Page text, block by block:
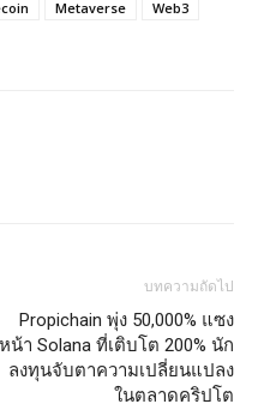
Metaverse
Web3
บทความถัดไป
Propichain พุ่ง 50,000% แซง
หน้า Solana ที่เติบโต 200% นัก
ลงทุนจับตาความเปลี่ยนแปลง
ในตลาดคริปโต